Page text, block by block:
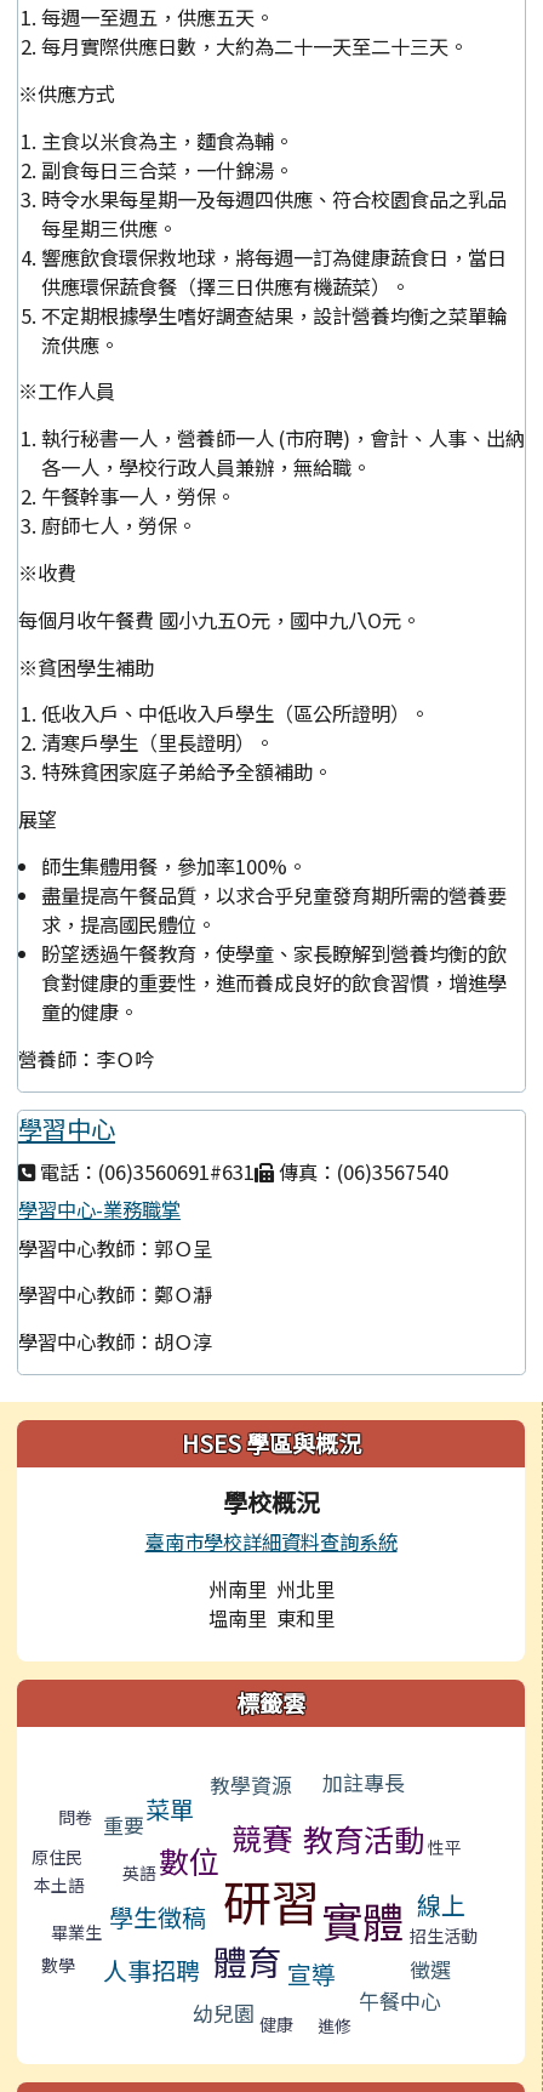
每週一至週五，供應五天。
每月實際供應日數，大約為二十一天至二十三天。
※供應方式
主食以米食為主，麵食為輔。
副食每日三合菜，一什錦湯。
時令水果每星期一及每週四供應、符合校園食品之乳品
每星期三供應。
響應飲食環保救地球，將每週一訂為健康蔬食日，當日
供應環保蔬食餐（擇三日供應有機蔬菜）。
不定期根據學生嗜好調查結果，設計營養均衡之菜單輪
流供應。
※工作人員
執行秘書一人，營養師一人 (市府聘)，會計、人事、出納
各一人，學校行政人員兼辦，無給職。
午餐幹事一人，勞保。
廚師七人，勞保。
※收費
每個月收午餐費 國小九五O元，國中九八O元。
※貧困學生補助
低收入戶、中低收入戶學生（區公所證明）。
清寒戶學生（里長證明）。
特殊貧困家庭子弟給予全額補助。
展望
師生集體用餐，參加率100%。
盡量提高午餐品質，以求合乎兒童發育期所需的營養要
求，提高國民體位。
盼望透過午餐教育，使學童、家長瞭解到營養均衡的飲
食對健康的重要性，進而養成良好的飲食習慣，增進學
童的健康。
營養師：李Ｏ吟
學習中心
電話：(06)3560691#631
傳真：(06)3567540
學習中心-業務職掌
學習中心教師：郭Ｏ呈
學習中心教師：鄭Ｏ瀞
學習中心教師：胡Ｏ淳
左邊區域內容HSES 學區與概況
學校概況
臺南市學校詳細資料查詢系統
州南里 州北里
塭南里 東和里
標籤雲
菜單
教學資源 加註專長
問卷 重要
數位
競賽 教育活動
原住民
性平
本土語
英語 研習
畢業生 學生徵稿 實體 線上
招生活動
數學
人事招聘 體育 宣導
徵選
幼兒園
午餐中心
健康 進修